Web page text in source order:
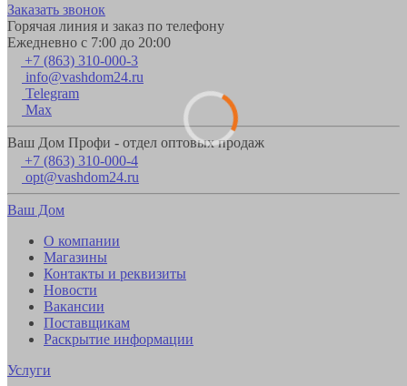
Заказать звонок
Горячая линия и заказ по телефону
Ежедневно с 7:00 до 20:00
+7 (863) 310-000-3
info@vashdom24.ru
Telegram
Max
Ваш Дом Профи - отдел оптовых продаж
+7 (863) 310-000-4
opt@vashdom24.ru
Ваш Дом
О компании
Магазины
Контакты и реквизиты
Новости
Вакансии
Поставщикам
Раскрытие информации
Услуги